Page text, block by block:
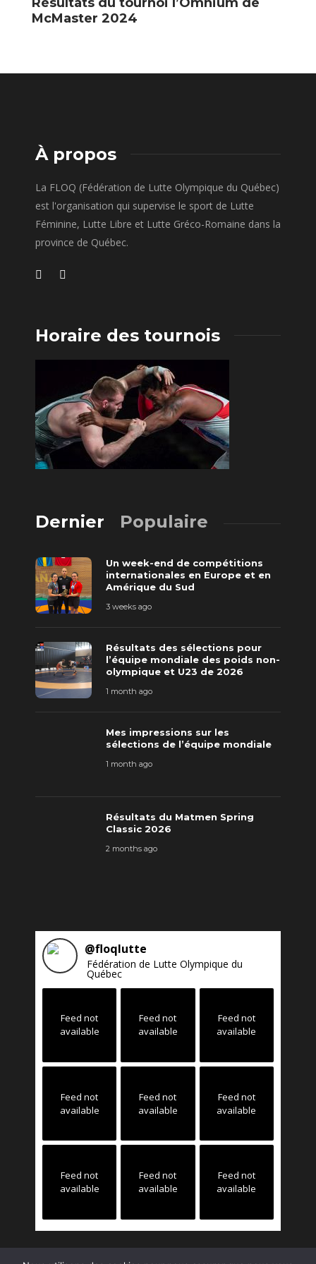
McMaster 2024
À propos
La FLOQ (Fédération de Lutte Olympique du Québec)
est l'organisation qui supervise le sport de Lutte
Féminine, Lutte Libre et Lutte Gréco-Romaine dans la
province de Québec.
Horaire des tournois
Dernier Populaire
Un week-end de compétitions
internationales en Europe et en
Amérique du Sud
3 weeks ago
Résultats des sélections pour
l’équipe mondiale des poids non-
olympique et U23 de 2026
1 month ago
Mes impressions sur les
sélections de l’équipe mondiale
1 month ago
Résultats du Matmen Spring
Classic 2026
2 months ago
@floqlutte
Fédération de Lutte Olympique du
Québec
Feed not
available
Feed not
available
Feed not
available
Feed not
available
Feed not
available
Feed not
available
Feed not
available
Feed not
available
Feed not
available